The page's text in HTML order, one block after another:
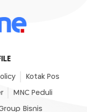
Kotak Pos
MNC Peduli
Bisnis